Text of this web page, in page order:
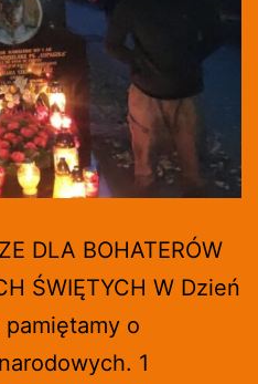
DLA BOHATERÓW
ŚWIĘTYCH W Dzień
o
1